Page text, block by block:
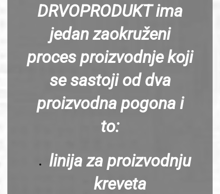
DRVOPRODUKT ima
jedan zaokruženi
proces proizvodnje koji
se sastoji od dva
proizvodna pogona i
to:
linija za proizvodnju
kreveta